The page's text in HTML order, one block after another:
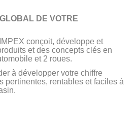
DE VOTRE
conçoit, développe et
et des concepts clés en
et 2 roues.
à développer votre chiffre
pertinentes, rentables et faciles à